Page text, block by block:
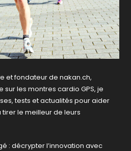
et fondateur de nakan.ch,
les montres cardio GPS, je
tests et actualités pour aider
le meilleur de leurs
: décrypter l’innovation avec